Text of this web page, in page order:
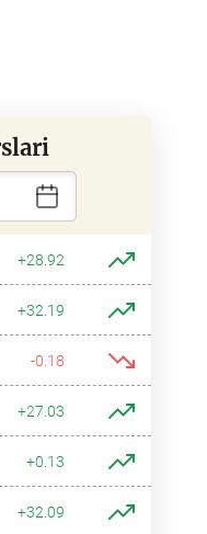
+28.92
+32.19
-0.18
+27.03
+0.13
+32.09